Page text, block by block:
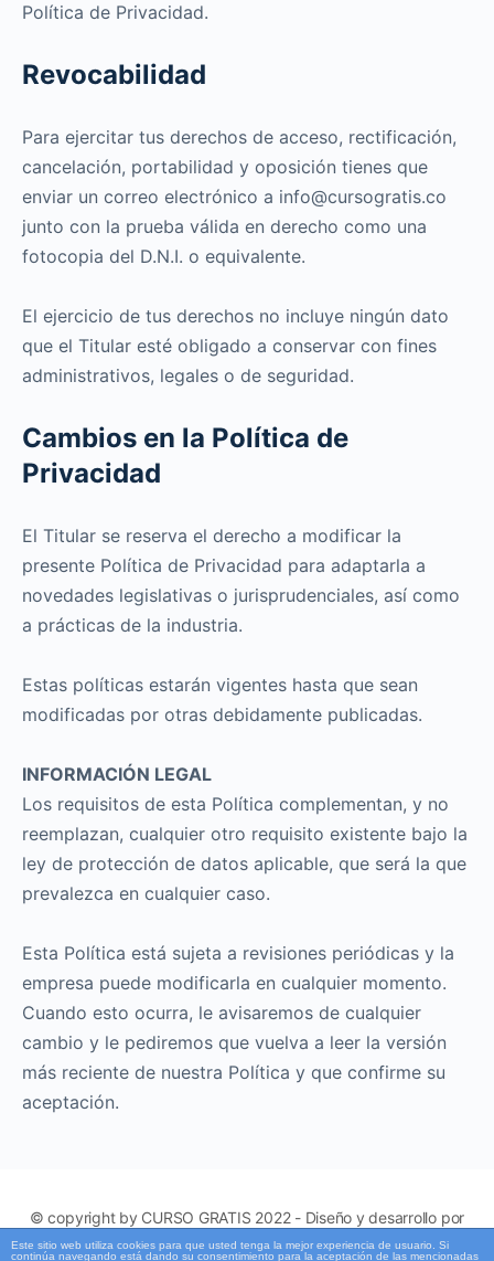
Política de Privacidad.
Revocabilidad
Para ejercitar tus derechos de acceso, rectificación,
cancelación, portabilidad y oposición tienes que
enviar un correo electrónico a info@cursogratis.co
junto con la prueba válida en derecho como una
fotocopia del D.N.I. o equivalente.
El ejercicio de tus derechos no incluye ningún dato
que el Titular esté obligado a conservar con fines
administrativos, legales o de seguridad.
Cambios en la Política de
Privacidad
El Titular se reserva el derecho a modificar la
presente Política de Privacidad para adaptarla a
novedades legislativas o jurisprudenciales, así como
a prácticas de la industria.
Estas políticas estarán vigentes hasta que sean
modificadas por otras debidamente publicadas.
INFORMACIÓN LEGAL
Los requisitos de esta Política complementan, y no
reemplazan, cualquier otro requisito existente bajo la
ley de protección de datos aplicable, que será la que
prevalezca en cualquier caso.
Esta Política está sujeta a revisiones periódicas y la
empresa puede modificarla en cualquier momento.
Cuando esto ocurra, le avisaremos de cualquier
cambio y le pediremos que vuelva a leer la versión
más reciente de nuestra Política y que confirme su
aceptación.
© copyright by CURSO GRATIS 2022 - Diseño y desarrollo por
Fernando Bornacelli -www.publimerk.com.co
Este sitio web utiliza cookies para que usted tenga la mejor experiencia de usuario. Si
continúa navegando está dando su consentimiento para la aceptación de las mencionadas